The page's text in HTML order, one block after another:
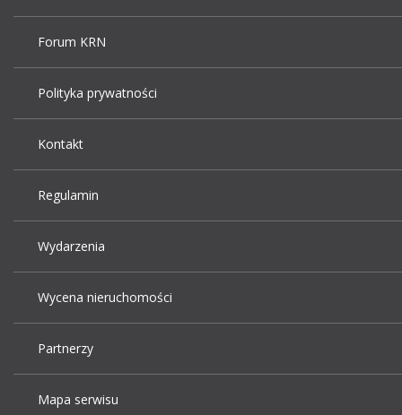
Forum KRN
Polityka prywatności
Kontakt
Regulamin
Wydarzenia
Wycena nieruchomości
Partnerzy
Mapa serwisu